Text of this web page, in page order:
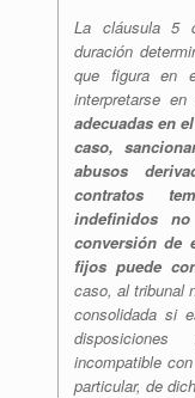
La cláusula 5
duración
que figura en
interpretarse
adecuadas en
caso,
abusos
contratos
indefinidos
conversión de
fijos puede
caso, al tribunal
consolidada si
disposiciones
incompatible
particular, de